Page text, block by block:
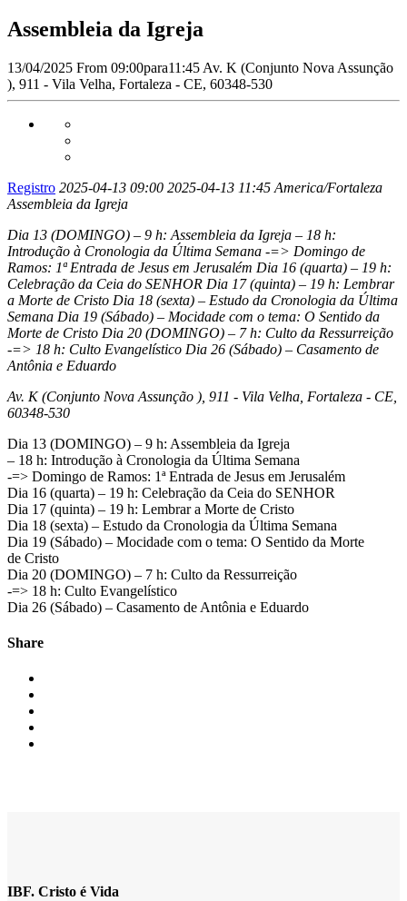
Assembleia da Igreja
13/04/2025 From 09:00para11:45 Av. K (Conjunto Nova Assunção
), 911 - Vila Velha, Fortaleza - CE, 60348-530
Registro 2025-04-13 09:00 2025-04-13 11:45 America/Fortaleza
Assembleia da Igreja
Dia 13 (DOMINGO) – 9 h: Assembleia da Igreja – 18 h:
Introdução à Cronologia da Última Semana -=> Domingo de
Ramos: 1ª Entrada de Jesus em Jerusalém Dia 16 (quarta) – 19 h:
Celebração da Ceia do SENHOR Dia 17 (quinta) – 19 h: Lembrar
a Morte de Cristo Dia 18 (sexta) – Estudo da Cronologia da Última
Semana Dia 19 (Sábado) – Mocidade com o tema: O Sentido da
Morte de Cristo Dia 20 (DOMINGO) – 7 h: Culto da Ressurreição
-=> 18 h: Culto Evangelístico Dia 26 (Sábado) – Casamento de
Antônia e Eduardo
Av. K (Conjunto Nova Assunção ), 911 - Vila Velha, Fortaleza - CE,
60348-530
Dia 13 (DOMINGO) – 9 h: Assembleia da Igreja
– 18 h: Introdução à Cronologia da Última Semana
-=> Domingo de Ramos: 1ª Entrada de Jesus em Jerusalém
Dia 16 (quarta) – 19 h: Celebração da Ceia do SENHOR
Dia 17 (quinta) – 19 h: Lembrar a Morte de Cristo
Dia 18 (sexta) – Estudo da Cronologia da Última Semana
Dia 19 (Sábado) – Mocidade com o tema: O Sentido da Morte
de Cristo
Dia 20 (DOMINGO) – 7 h: Culto da Ressurreição
-=> 18 h: Culto Evangelístico
Dia 26 (Sábado) – Casamento de Antônia e Eduardo
Share
IBF. Cristo é Vida